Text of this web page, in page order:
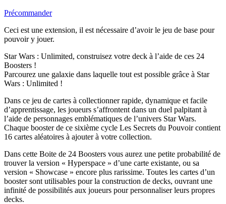
Précommander
Ceci est une extension, il est nécessaire d’avoir le jeu de base pour
pouvoir y jouer.
Star Wars : Unlimited, construisez votre deck à l’aide de ces 24
Boosters !
Parcourez une galaxie dans laquelle tout est possible grâce à Star
Wars : Unlimited !
Dans ce jeu de cartes à collectionner rapide, dynamique et facile
d’apprentissage, les joueurs s’affrontent dans un duel palpitant à
l’aide de personnages emblématiques de l’univers Star Wars.
Chaque booster de ce sixième cycle Les Secrets du Pouvoir contient
16 cartes aléatoires à ajouter à votre collection.
Dans cette Boite de 24 Boosters vous aurez une petite probabilité de
trouver la version « Hyperspace » d’une carte existante, ou sa
version « Showcase » encore plus rarissime. Toutes les cartes d’un
booster sont utilisables pour la construction de decks, ouvrant une
infinité de possibilités aux joueurs pour personnaliser leurs propres
decks.